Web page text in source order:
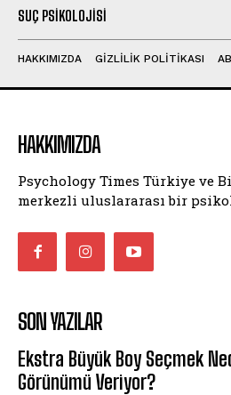
SUÇ PSIKOLOJISI
HAKKIMIZDA GIZLILIK POLITIKASI
HAKKIMIZDA
Psychology Times Türkiye ve
merkezli uluslararası bir
SON YAZILAR
Ekstra Büyük Boy Seçmek
Görünümü Veriyor?